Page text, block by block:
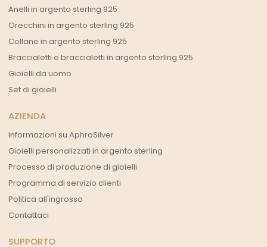
Anelli in argento sterling 925
Orecchini in argento sterling 925
Collane in argento sterling 925
Braccialetti e braccialetti in argento sterling 925
Gioielli da uomo
Set di gioielli
AZIENDA
Informazioni su AphroSilver
Gioielli personalizzati in argento sterling
Processo di produzione di gioielli
Programma di servizio clienti
Politica all'ingrosso
Contattaci
SUPPORTO